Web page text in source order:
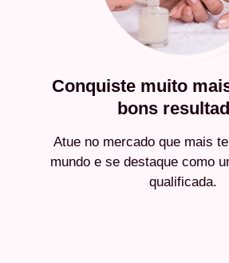
Conquiste muito
bons
Atue no mercado que mais
mundo e se destaque como
qualificada.